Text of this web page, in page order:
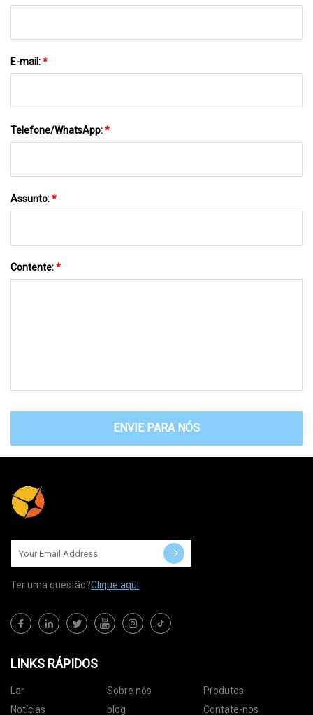
E-mail:*
Telefone/WhatsApp:*
Assunto:*
Contente:*
ENVIE PARA NÓS
Ter uma questão?Clique aqui
LINKS RÁPIDOS
Lar Sobre nós
Produtos
Notícias
blog Contate-nos